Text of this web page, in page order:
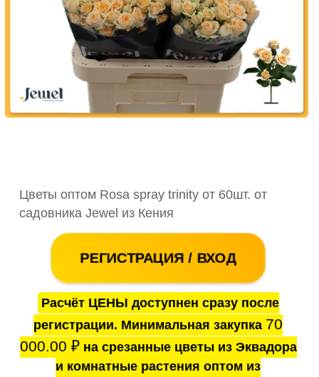
Цветы оптом Rosa spray trinity от 60шт. от
садовника Jewel из Кения
РЕГИСТРАЦИЯ / ВХОД
Расчёт ЦЕНЫ доступнен сразу после
регистрации. Минимальная закупка 70
000.00 ₽на срезанные цветы из Эквадора
и комнатные растения оптом из